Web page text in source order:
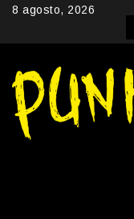
Skip8 agosto, 2026